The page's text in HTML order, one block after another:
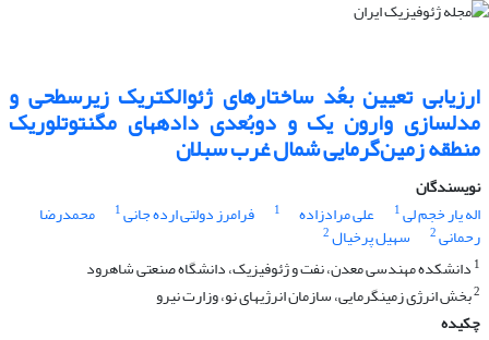
ارزیابی تعیین بعُد ساختار­های ژئوالکتریک زیرسطحی و
مدل­سازی وارون یک و دوبُعدی داده­های مگنتوتلوریک
منطقه زمین‌گرمایی شمال غرب سبلان
نویسندگان
اله یار خجم لی1 علی مرادزاده 1 فرامرز دولتی ارده جانی1 محمدرضا
رحمانی2 سهیل پرخیال2
1 دانشکده مهندسی معدن، نفت و ژئوفیزیک، دانشگاه صنعتی شاهرود
2بخش انرژی زمینگرمایی، سازمان انرژیهای نو، وزارت نیرو
چکیده